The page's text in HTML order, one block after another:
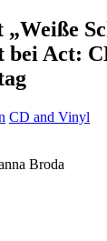
bei Act:
CD and Vinyl
Broda